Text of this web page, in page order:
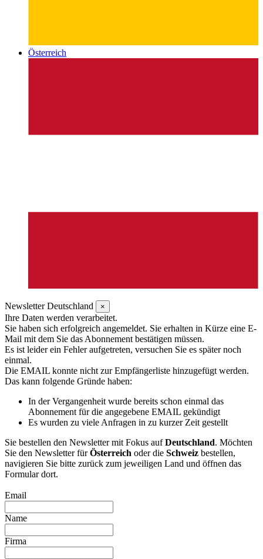
Österreich
Newsletter Deutschland ×
Ihre Daten werden verarbeitet.
Sie haben sich erfolgreich angemeldet. Sie erhalten in Kürze eine E-
Mail mit dem Sie das Abonnement bestätigen müssen.
Es ist leider ein Fehler aufgetreten, versuchen Sie es später noch
einmal.
Die EMAIL konnte nicht zur Empfängerliste hinzugefügt werden.
Das kann folgende Gründe haben:
In der Vergangenheit wurde bereits schon einmal das
Abonnement für die angegebene EMAIL gekündigt
Es wurden zu viele Anfragen in zu kurzer Zeit gestellt
Sie bestellen den Newsletter mit Fokus aufDeutschland. Möchten
Sie den Newsletter fürÖsterreich oder die Schweiz bestellen,
navigieren Sie bitte zurück zum jeweiligen Land und öffnen das
Formular dort.
Email
Name
Firma